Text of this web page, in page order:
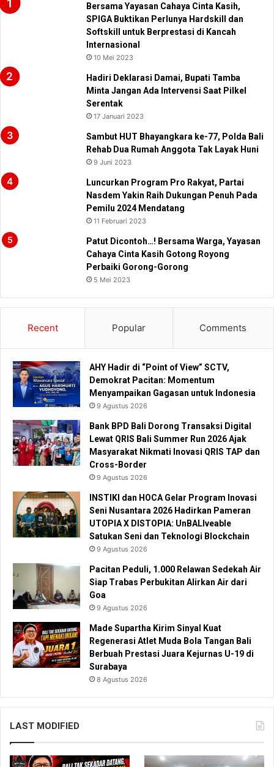
Bersama Yayasan Cahaya Cinta Kasih,
SPIGA Buktikan Perlunya Hardskill dan
Softskill untuk Berprestasi di Kancah
Internasional
10 Mei 2023
Hadiri Deklarasi Damai, Bupati Tamba
Minta Jangan Ada Intervensi Saat Pilkel
Serentak
17 Januari 2023
Sambut HUT Bhayangkara ke-77, Polda Bali
Rehab Dua Rumah Anggota Tak Layak Huni
9 Juni 2023
Luncurkan Program Pro Rakyat, Partai
Nasdem Yakin Raih Dukungan Penuh Pada
Pemilu 2024 Mendatang
11 Februari 2023
Patut Dicontoh…! Bersama Warga, Yayasan
Cahaya Cinta Kasih Gotong Royong
Perbaiki Gorong-Gorong
5 Mei 2023
Recent Popular Comments
AHY Hadir di “Point of View” SCTV,
Demokrat Pacitan: Momentum
Menyampaikan Gagasan untuk Indonesia
9 Agustus 2026
Bank BPD Bali Dorong Transaksi Digital
Lewat QRIS Bali Summer Run 2026 Ajak
Masyarakat Nikmati Inovasi QRIS TAP dan
Cross-Border
9 Agustus 2026
INSTIKI dan HOCA Gelar Program Inovasi
Seni Nusantara 2026 Hadirkan Pameran
UTOPIA X DISTOPIA: UnBALIveable
Satukan Seni dan Teknologi Blockchain
9 Agustus 2026
Pacitan Peduli, 1.000 Relawan Sedekah Air
Siap Trabas Perbukitan Alirkan Air dari
Goa
9 Agustus 2026
Made Supartha Kirim Sinyal Kuat
Regenerasi Atlet Muda Bola Tangan Bali
Berbuah Prestasi Juara Kejurnas U-19 di
Surabaya
8 Agustus 2026
LAST MODIFIED